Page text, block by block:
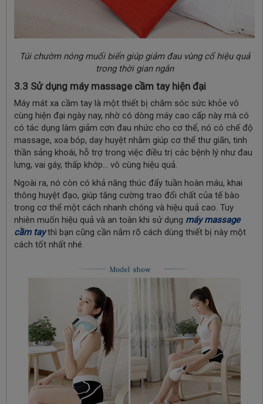
Túi chườm nóng muối biển giúp giảm đau vùng cổ hiệu quả
trong thời gian ngắn
3.3 Sử dụng máy massage cầm tay hiện đại
Máy mát xa cầm tay là một thiết bị chăm sóc sức khỏe vô
cùng hiện đại ngày nay, nhờ có dòng máy cao cấp này mà có
có tác dụng làm giảm cơn đau nhức cho cơ thể, nó có chế độ
massage, xoa bóp, day huyệt nhằm giúp cơ thể thư giãn, tinh
thần sảng khoái, hỗ trợ trong việc điều trị các bệnh lý như đau
lưng, vai gáy, thấp khớp... vô cùng hiệu quả.
Ngoài ra, nó còn có khả năng thúc đẩy tuần hoàn máu, khai
thông huyệt đạo, giúp tăng cường trao đổi chất của tế bào
trong cơ thể một cách nhanh chóng và hiệu quả cao. Tuy
nhiên muốn hiệu quả và an toàn khi sử dụng máy massage
cầm taythì bạn cũng cần nắm rõ cách dùng thiết bị này một
cách tốt nhất nhé.